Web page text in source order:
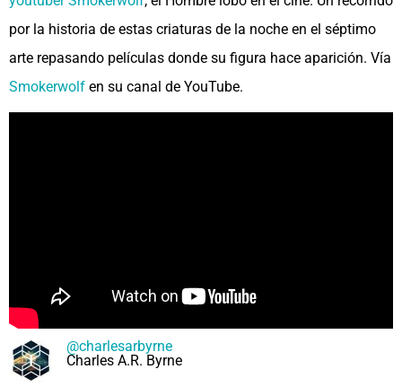
por la historia de estas criaturas de la noche en el séptimo
arte repasando películas donde su figura hace aparición. Vía
Smokerwolf en su canal de YouTube.
@charlesarbyrne
Charles A.R. Byrne